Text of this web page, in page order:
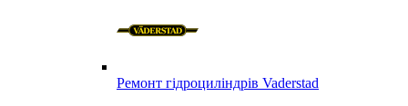
Ремонт гідроциліндрів Vaderstad